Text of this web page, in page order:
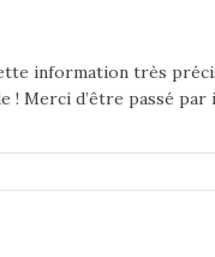
information très
! Merci d’être passé par